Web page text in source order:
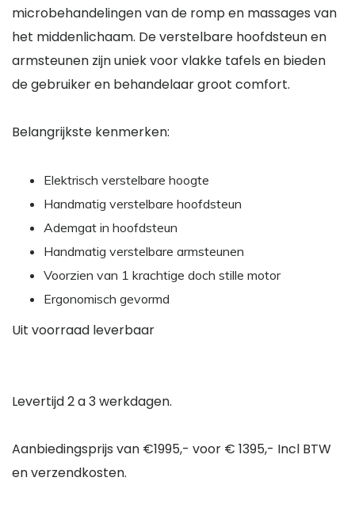
microbehandelingen van de romp en massages van
het middenlichaam. De verstelbare hoofdsteun en
armsteunen zijn uniek voor vlakke tafels en bieden
de gebruiker en behandelaar groot comfort.
Belangrijkste kenmerken:
Elektrisch verstelbare hoogte
Handmatig verstelbare hoofdsteun
Ademgat in hoofdsteun
Handmatig verstelbare armsteunen
Voorzien van 1 krachtige doch stille motor
Ergonomisch gevormd
Uit voorraad leverbaar
Levertijd 2 a 3 werkdagen.
Aanbiedingsprijs van €1995,- voor € 1395,- Incl BTW
en verzendkosten.